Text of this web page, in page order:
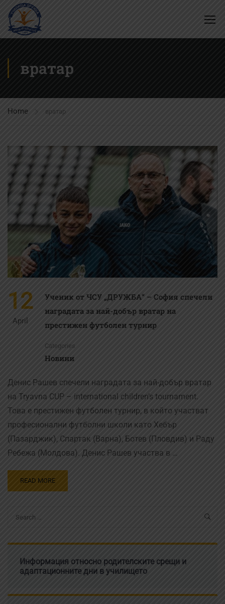
вратар
Home вратар
12
April
Ученик от ЧСУ „ДРУЖБА“ – София спечели
наградата за най-добър вратар на
престижен футболен турнир
Categories
Новини
Денис Рашев спечели наградата за най-добър вратар
на Tryavna CUP – international children’s tournament.
Това е престижен футболен турнир, в който участват
професионални футболни школи като Хебър
(Пазарджик), Спартак (Варна), Ботев (Пловдив) и Раду
Ребежа (Молдова). Денис Рашев участва в …
READ MORE
Информация относно родителските срещи и
адаптационните дни в училището